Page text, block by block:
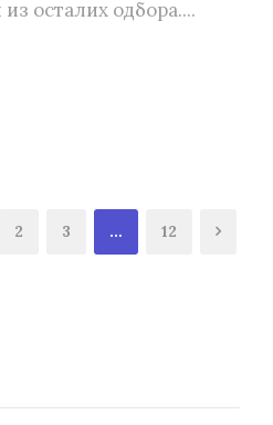
осталих одбора....
2 3 … 12